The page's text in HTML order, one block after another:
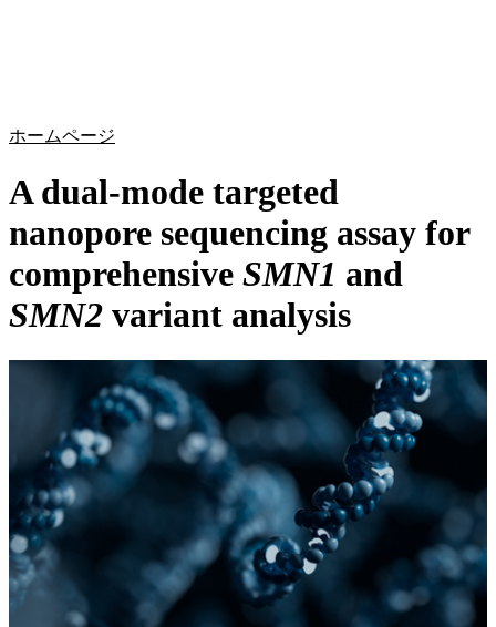
ホームページ
A dual-mode targeted
nanopore sequencing assay for
comprehensive SMN1 and
SMN2 variant analysis